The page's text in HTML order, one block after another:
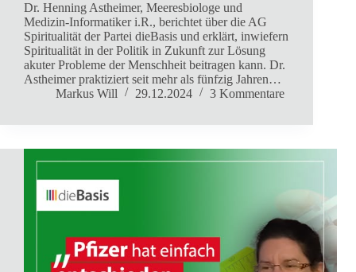
Dr. Henning Astheimer, Meeresbiologe und
Medizin-Informatiker i.R., berichtet über die AG
Spiritualität der Partei dieBasis und erklärt, inwiefern
Spiritualität in der Politik in Zukunft zur Lösung
akuter Probleme der Menschheit beitragen kann. Dr.
Astheimer praktiziert seit mehr als fünfzig Jahren…
Markus Will
29.12.2024 3 Kommentare